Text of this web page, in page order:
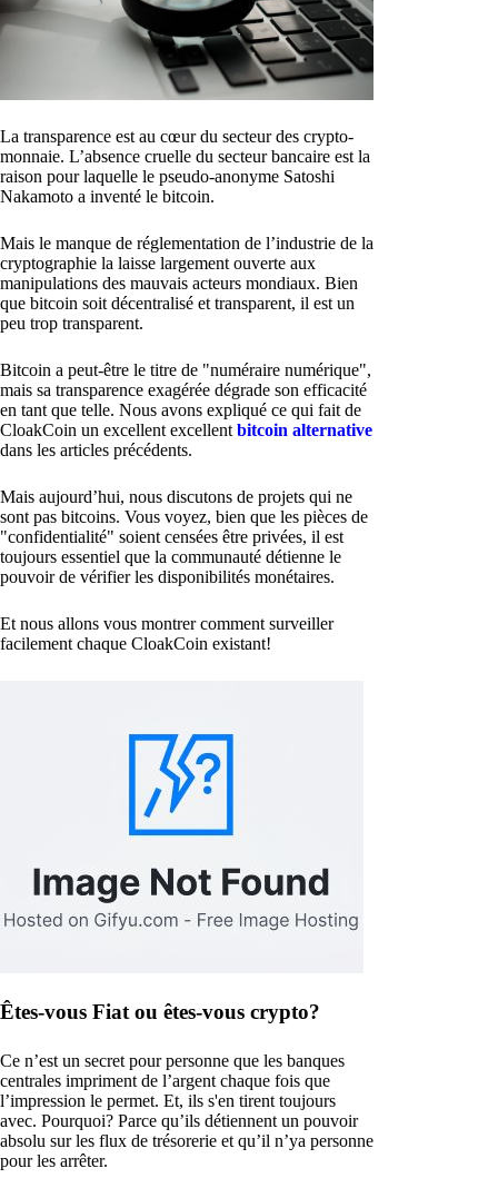
La transparence est au cœur du secteur des crypto-
monnaie. L’absence cruelle du secteur bancaire est la
raison pour laquelle le pseudo-anonyme Satoshi
Nakamoto a inventé le bitcoin.
Mais le manque de réglementation de l’industrie de la
cryptographie la laisse largement ouverte aux
manipulations des mauvais acteurs mondiaux. Bien
que bitcoin soit décentralisé et transparent, il est un
peu trop transparent.
Bitcoin a peut-être le titre de "numéraire numérique",
mais sa transparence exagérée dégrade son efficacité
en tant que telle. Nous avons expliqué ce qui fait de
CloakCoin un excellent excellent bitcoin alternative
dans les articles précédents.
Mais aujourd’hui, nous discutons de projets qui ne
sont pas bitcoins. Vous voyez, bien que les pièces de
"confidentialité" soient censées être privées, il est
toujours essentiel que la communauté détienne le
pouvoir de vérifier les disponibilités monétaires.
Et nous allons vous montrer comment surveiller
facilement chaque CloakCoin existant!
Êtes-vous Fiat ou êtes-vous crypto?
Ce n’est un secret pour personne que les banques
centrales impriment de l’argent chaque fois que
l’impression le permet. Et, ils s'en tirent toujours
avec. Pourquoi? Parce qu’ils détiennent un pouvoir
absolu sur les flux de trésorerie et qu’il n’ya personne
pour les arrêter.